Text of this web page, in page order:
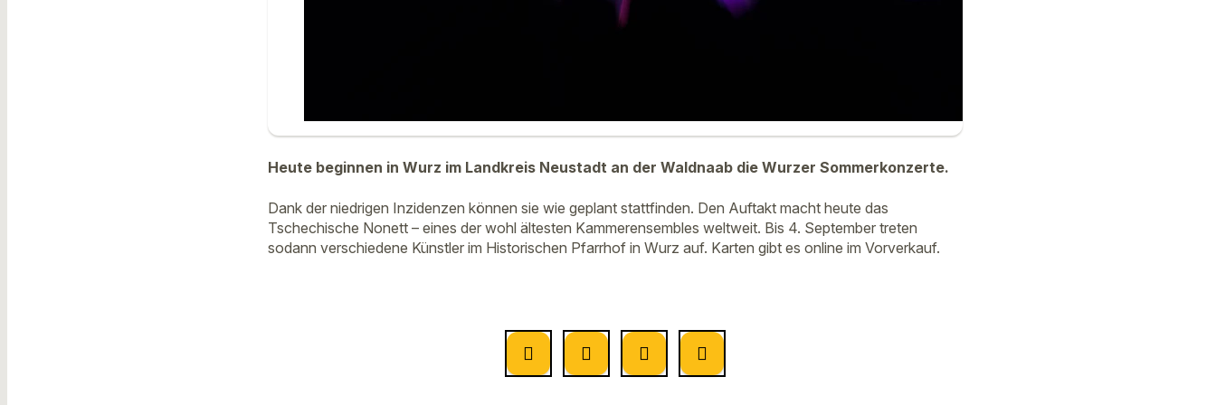
Heute beginnen in Wurz im Landkreis Neustadt an der Waldnaab die Wurzer Sommerkonzerte.
Dank der niedrigen Inzidenzen können sie wie geplant stattfinden. Den Auftakt macht heute das
Tschechische Nonett – eines der wohl ältesten Kammerensembles weltweit. Bis 4. September treten
sodann verschiedene Künstler im Historischen Pfarrhof in Wurz auf. Karten gibt es online im Vorverkauf.